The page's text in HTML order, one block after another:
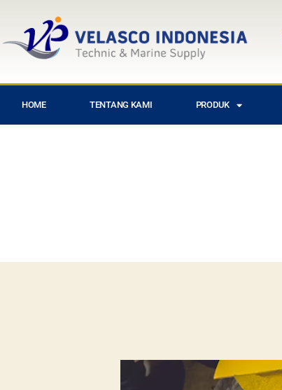
HOME TENTANG KAMI PRODUK